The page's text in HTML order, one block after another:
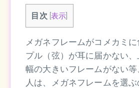
目次 [表示
メガネフレームがコメカミ
プル（弦）が耳に届かない
幅の大きいフレームがない
人は、メガネフレームを選